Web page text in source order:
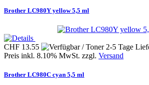
Brother LC980Y yellow 5,5 ml
CHF 13.55
Preis inkl. 8.10% MwSt. zzgl. Versand
Brother LC980C cyan 5,5 ml